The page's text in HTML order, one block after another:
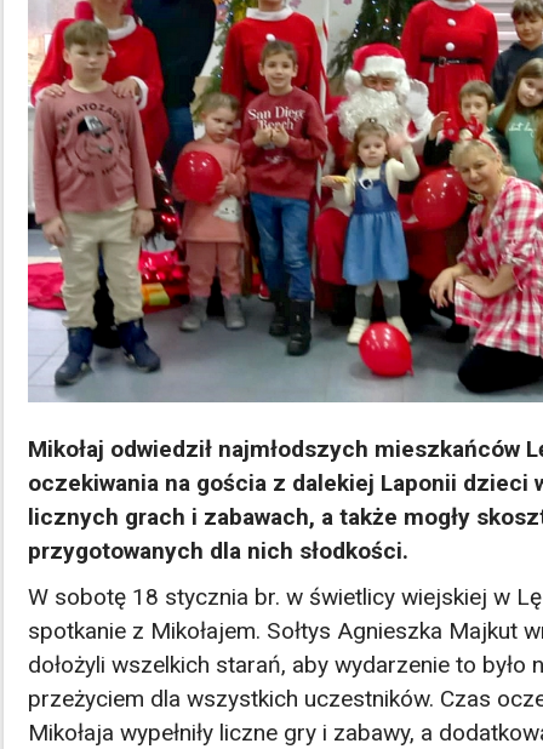
Mikołaj odwiedził najmłodszych mieszkańców
oczekiwania na gościa z dalekiej Laponii dzieci
licznych grach i zabawach, a także mogły
przygotowanych dla nich słodkości.
W sobotę 18 stycznia br. w świetlicy wiejskiej w
spotkanie z Mikołajem. Sołtys Agnieszka Majkut
dołożyli wszelkich starań, aby wydarzenie to było
przeżyciem dla wszystkich uczestników. Czas
Mikołaja wypełniły liczne gry i zabawy, a